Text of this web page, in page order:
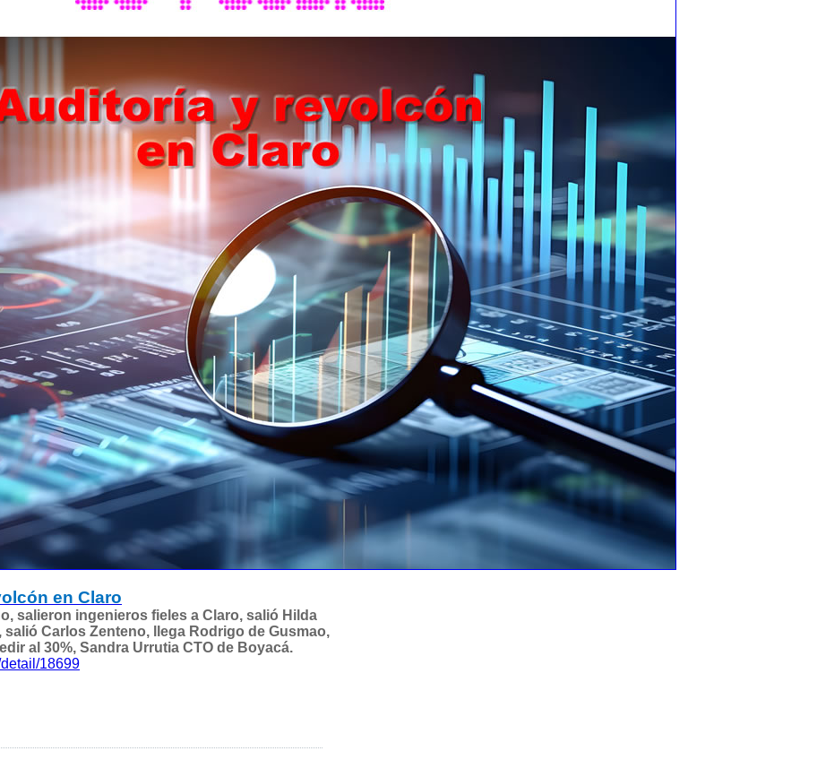
en Claro
salieron ingenieros fieles a Claro, salió Hilda
salió Carlos Zenteno, llega Rodrigo de Gusmao,
al 30%, Sandra Urrutia CTO de Boyacá.
18699